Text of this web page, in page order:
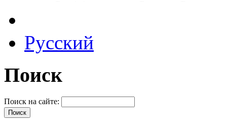
Русский
Поиск
Поиск на сайте: